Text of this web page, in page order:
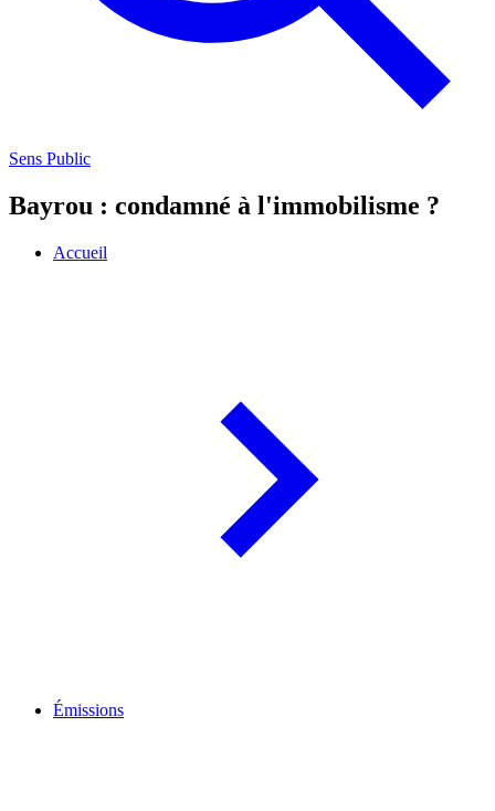
Sens Public
Bayrou : condamné à l'immobilisme ?
Accueil
Émissions